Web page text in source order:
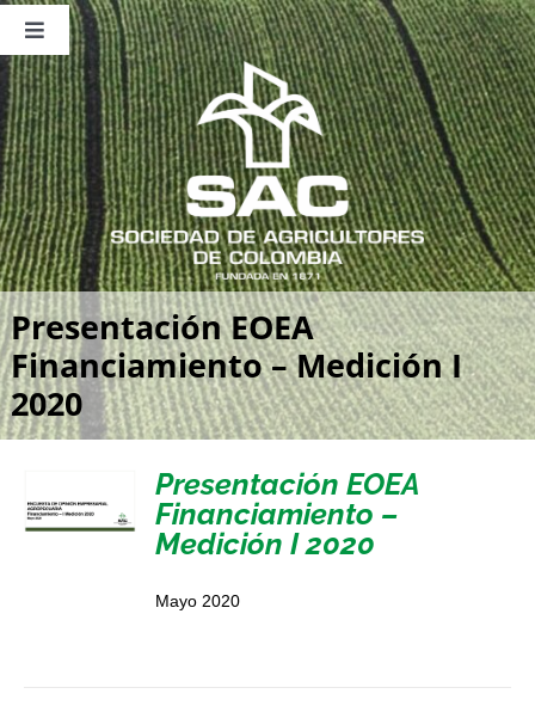
Saltar
contenido
Toggle
Navigation
Nosotros
Publicaciones
Sala de Prensa
Eventos
Presentación EOEA
Financiamiento – Medición I
2020
Presentación EOEA
Financiamiento –
Medición I 2020
Mayo 2020